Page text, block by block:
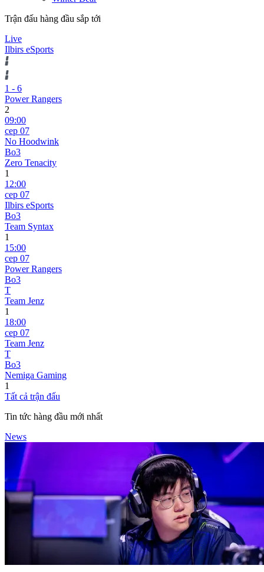
Trận đấu hàng đầu sắp tới
Live
Ilbirs eSports
1 - 6
Power Rangers
2
09:00
сер 07
No Hoodwink
Bo3
Zero Tenacity
1
12:00
сер 07
Ilbirs eSports
Bo3
Team Syntax
1
15:00
сер 07
Power Rangers
Bo3
T
Team Jenz
1
18:00
сер 07
Team Jenz
T
Bo3
Nemiga Gaming
1
Tất cả trận đấu
Tin tức hàng đầu mới nhất
News